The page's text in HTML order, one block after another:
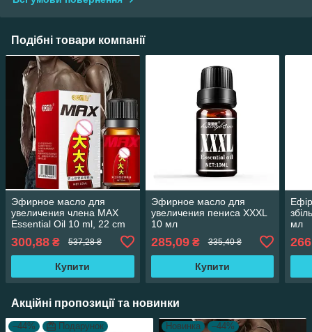
Подібні товари компанії
Эфирное масло для
увеличения члена MAX
Essential Oil 10 ml, 22 cm
300,88 ₴ 537,28 ₴
Купити
Эфирное масло для
увеличения пениса XXXL
10 мл
285,09₴ 335,40 ₴
Купити
мл
Акційні пропозиції та новинки
–44% Подарунок Новинка
–44%